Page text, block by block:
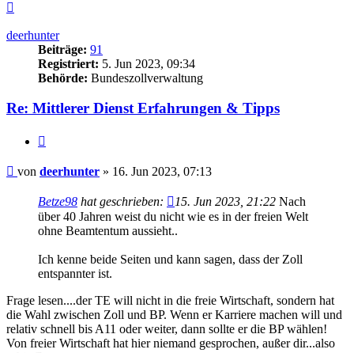
deerhunter
Beiträge: 91
Registriert: 5. Jun 2023, 09:34
Behörde: Bundeszollverwaltung
Re: Mittlerer Dienst Erfahrungen & Tipps
Beitrag
von deerhunter » 16. Jun 2023, 07:13
Betze98 hat geschrieben: 15. Jun 2023, 21:22 Nach
über 40 Jahren weist du nicht wie es in der freien Welt
ohne Beamtentum aussieht..
Ich kenne beide Seiten und kann sagen, dass der Zoll
entspannter ist.
Frage lesen....der TE will nicht in die freie Wirtschaft, sondern hat
die Wahl zwischen Zoll und BP. Wenn er Karriere machen will und
relativ schnell bis A11 oder weiter, dann sollte er die BP wählen!
Von freier Wirtschaft hat hier niemand gesprochen, außer dir...also